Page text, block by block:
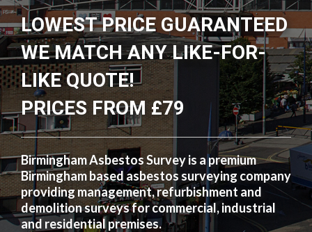
LOWEST PRICE GUARANTEED
WE MATCH ANY LIKE-FOR-
LIKE QUOTE!
PRICES FROM £79
Birmingham Asbestos Survey is a premium
Birmingham based asbestos surveying company
providing management, refurbishment and
demolition surveys for commercial, industrial
and residential premises.